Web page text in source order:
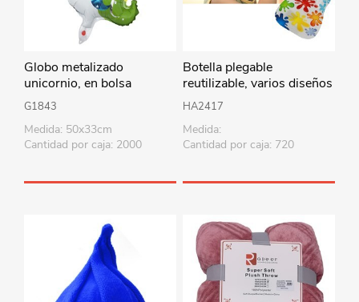
Globo metalizado
unicornio, en bolsa
G1843
Medida: 50x33cm
Cantidad por caja: 2000
Botella plegable
reutilizable, varios diseños
HA2417
Medida:
Cantidad por caja: 720